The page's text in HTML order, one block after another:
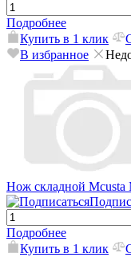
Подробнее
Купить в 1 клик
В избранное
Нож складной Mcusta
Подробнее
Купить в 1 клик